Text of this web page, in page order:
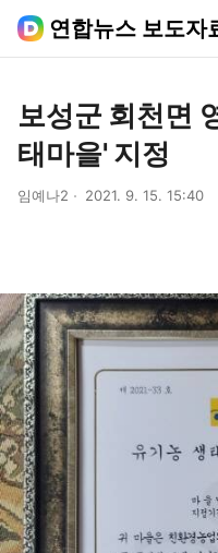
연합뉴스 보도자
보성군 회천면
태마을' 지정
임예나2 2021. 9. 15. 15:40